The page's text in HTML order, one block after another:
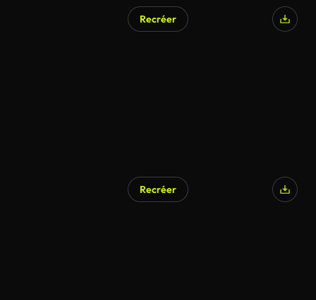
Recréer
Recréer